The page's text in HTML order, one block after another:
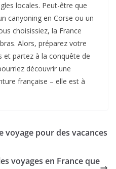
locales. Peut-être que
canyoning en Corse ou un
choisissiez, la France
Alors, préparez votre
et partez à la conquête de
découvrir une
française – elle est à
voyage pour des vacances
voyages en France que